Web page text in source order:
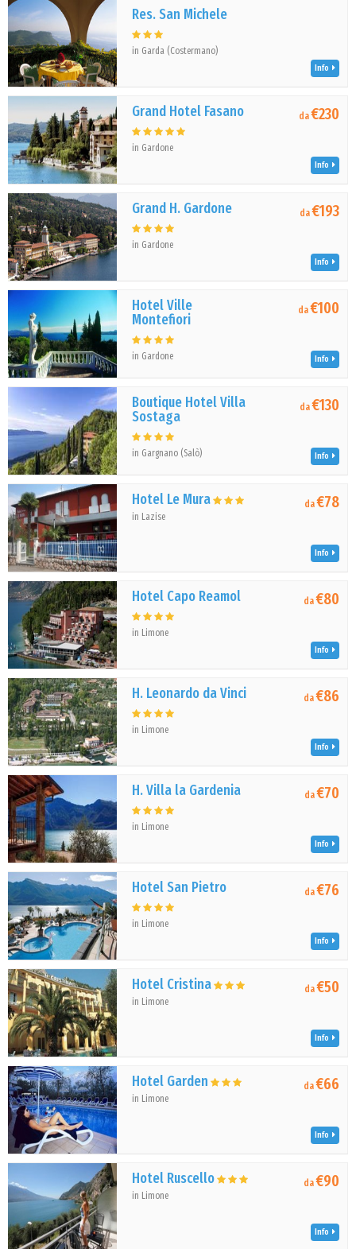
Res. San Michele
in Garda (Costermano)
Info
Grand Hotel Fasano
in Gardone
da€230
Info
Grand H. Gardone
in Gardone
da€193
Info
Hotel Ville
Montefiori
in Gardone
da€100
Info
Boutique Hotel Villa
Sostaga
in Gargnano (Salò)
da€130
Info
Hotel Le Mura
in Lazise
da€78
Info
Hotel Capo Reamol
in Limone
da€80
Info
H. Leonardo da Vinci
in Limone
da€86
Info
H. Villa la Gardenia
in Limone
da€70
Info
Hotel San Pietro
in Limone
da€76
Info
Hotel Cristina
in Limone
da€50
Info
Hotel Garden
in Limone
da€66
Info
Hotel Ruscello
in Limone
da€90
Info